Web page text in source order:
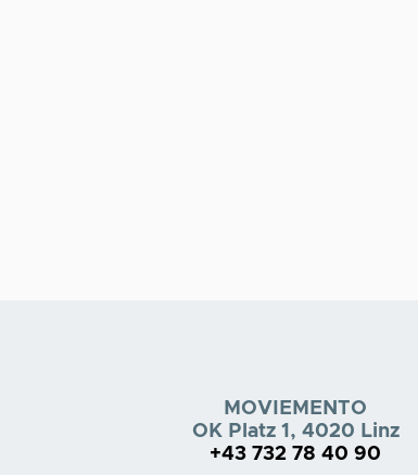
MOVIEMENTO
OK Platz 1, 4020 Linz
+43 732 78 40 90